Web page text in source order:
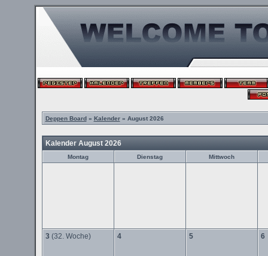
Deppen Board» Kalender» August 2026
Kalender August 2026
Montag Dienstag Mittwoch
3 (32. Woche) 4 5 6